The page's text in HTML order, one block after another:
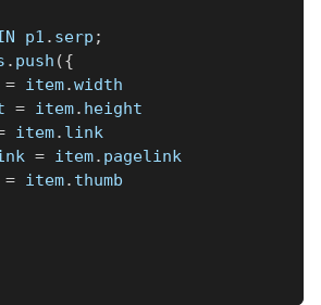
p1 . serp ;
. push ({
= item.width
= item. height
item. link
= item. pagelink
= item. thumb